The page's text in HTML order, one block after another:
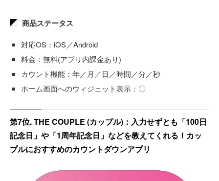
商品ステータス
対応OS：iOS／Android
料金：無料(アプリ内課金あり)
カウント機能：年／月／日／時間／分／秒
ホーム画面へのウィジェット表示：〇
第7位. THE COUPLE (カップル)：入力せずとも「100日
記念日」や「1周年記念日」などを教えてくれる！カッ
プルにおすすめのカウントダウンアプリ